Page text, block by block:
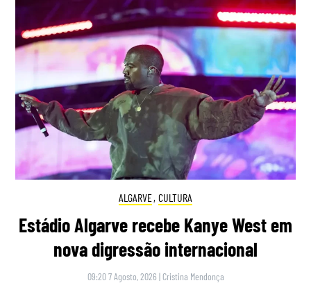
ALGARVE, CULTURA
Estádio Algarve recebe Kanye West em
nova digressão internacional
09:20 7 Agosto, 2026 | Cristina Mendonça